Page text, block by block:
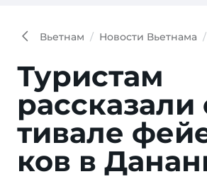
Вьетнам Новости Вьетнама
Туристам
ти­ва­ле
ков в